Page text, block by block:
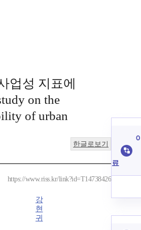
업성 지표에
on the
of urban
한글로보기
https://www.riss.kr/link?id=T14738426
강
현
귀
료